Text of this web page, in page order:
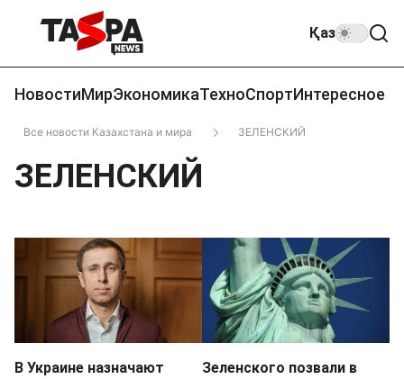
Қаз
НовостиМирЭкономикаТехноСпортИнтересное
Все новости Казахстана и мира ЗЕЛЕНСКИЙ
ЗЕЛЕНСКИЙ
В Украине назначают
Зеленского позвали в